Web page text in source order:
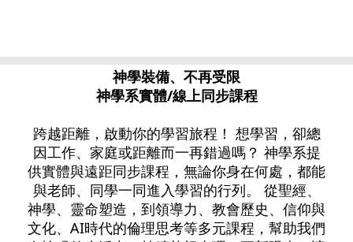
神學裝備、不再受限
神學系實體/線上同步課程
跨越距離，啟動你的學習旅程！ 想學習，卻總
因工作、家庭或距離而一再錯過嗎？ 神學系提
供實體與遠距同步課程，無論你身在何處，都能
與老師、同學一同進入學習的行列。 從聖經、
神學、靈命塑造，到領導力、教會歷史、信仰與
文化、AI時代的倫理思考等多元課程，幫助我們